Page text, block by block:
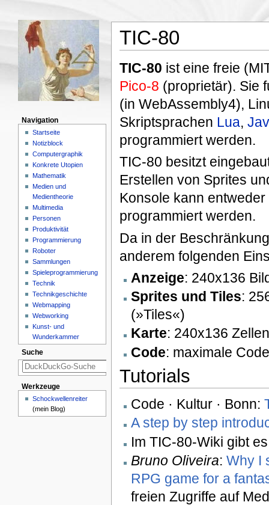
TIC-80
TIC-80 ist eine freie
Pico-8 (proprietär). Sie
(in WebAssembly4),
Skriptsprachen Lua,
programmiert werden.
TIC-80 besitzt
Erstellen von Sprites
Konsole kann
programmiert werden.
Da in der
anderem folgenden
Anzeige: 240x136
Sprites und Tiles:
(»Tiles«)
Karte: 240x136
Code: maximale
Tutorials
Code · Kultur · Bonn:
A step by step
Im TIC-80-Wiki gibt
Bruno Oliveira: Why I
RPG game for a
freien Zugriffe auf
Navigation
Startseite
Notizblock
Computergraphik
Konkrete Utopien
Mathematik
Medien und
Medientheorie
Multimedia
Personen
Produktivität
Programmierung
Roboter
Sammlungen
Spieleprogrammierung
Technik
Technikgeschichte
Webmapping
Webworking
Kunst- und
Wunderkammer
Suche
Werkzeuge
Schockwellenreiter
(mein Blog)